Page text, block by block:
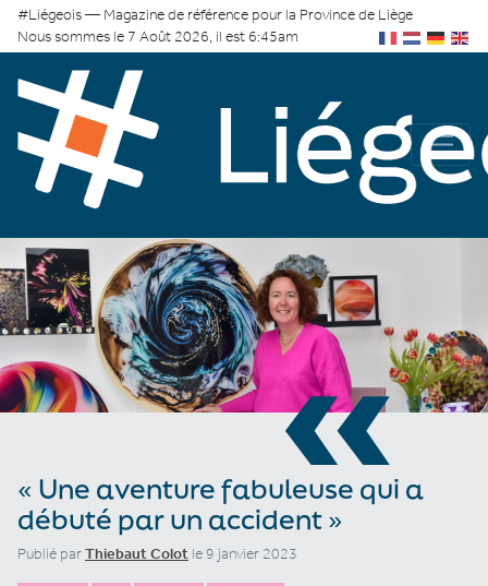
#Liégeois — Magazine de référence pour la Province de Liège
Nous sommes le 7 Août 2026, il est 6:45am
«
« Une aventure fabuleuse qui a
débuté par un accident »
Publié parThiebaut Colot le 9 janvier 2023